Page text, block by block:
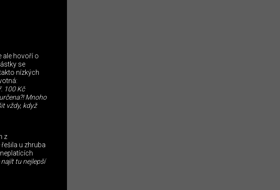
ale hovoří o
se
nízkých
100 Kč
Mnoho
vždy, když
z
u zhruba
tu nejlepší